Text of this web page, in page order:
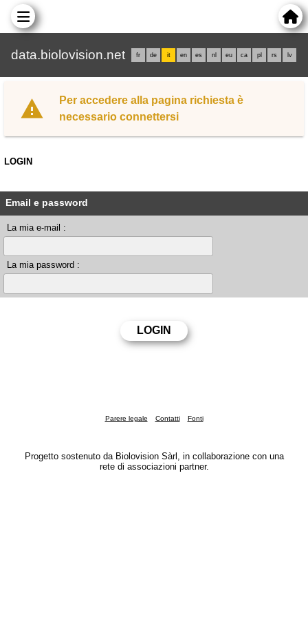
data.biolovision.net fr de it en es nl eu ca pl rs lv
Per accedere alla pagina richiesta è
necessario connettersi
LOGIN
Email e password
La mia e-mail :
La mia password :
Parere legale Contatti Fonti
Progetto sostenuto da Biolovision Sàrl, in collaborazione con una
rete di associazioni partner.